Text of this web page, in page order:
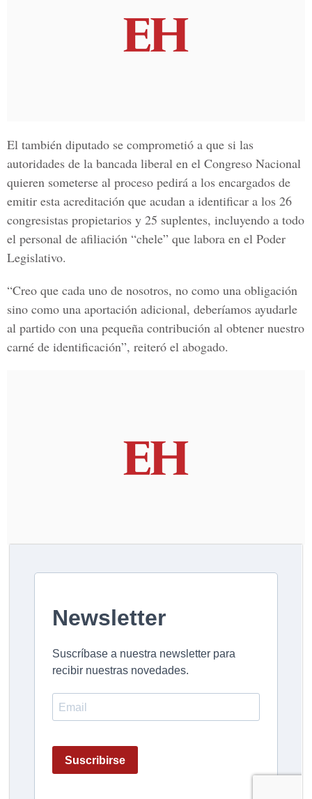
El también diputado se comprometió a que si las
autoridades de la bancada liberal en el Congreso Nacional
quieren someterse al proceso pedirá a los encargados de
emitir esta acreditación que acudan a identificar a los 26
congresistas propietarios y 25 suplentes, incluyendo a todo
el personal de afiliación “chele” que labora en el Poder
Legislativo.
“Creo que cada uno de nosotros, no como una obligación
sino como una aportación adicional, deberíamos ayudarle
al partido con una pequeña contribución al obtener nuestro
carné de identificación”, reiteró el abogado.